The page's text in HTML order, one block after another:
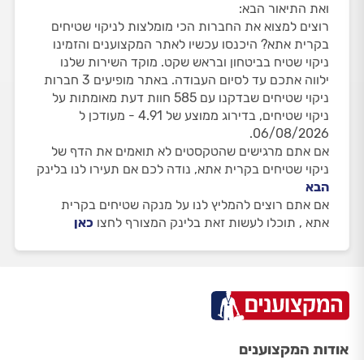
ואת התיאור הבא:
רוצים למצוא את החברות הכי מומלצות לניקוי שטיחים
בקרית אתא? היכנסו עכשיו לאתר המקצוענים והזמינו
ניקוי שטיח בביטחון ובראש שקט. מוקד השירות שלנו
ילווה אתכם עד לסיום העבודה. באתר מופיעים 3 חברות
ניקוי שטיחים שבדקנו עם 585 חוות דעת מאומתות על
ניקוי שטיחים, בדירוג ממוצע של 4.91 - מעודכן ל
06/08/2026.
אם אתם מרגישים שהטקסטים לא תואמים את הדף של
ניקוי שטיחים בקרית אתא, נודה לכם אם תעירו לנו בלינק
הבא
אם אתם רוצים להמליץ לנו על מנקה שטיחים בקרית
אתא , תוכלו לעשות זאת בלינק המצורף לחצו כאן
אודות המקצוענים